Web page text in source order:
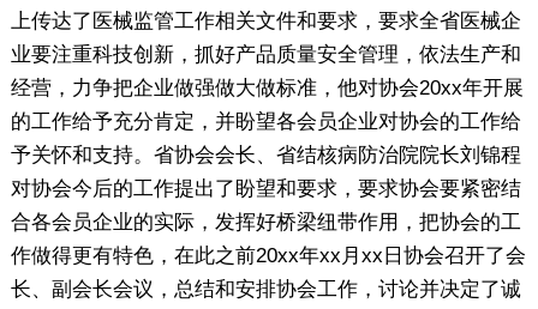
上传达了医械监管工作相关文件和要求，要求全省医械企
业要注重科技创新，抓好产品质量安全管理，依法生产和
经营，力争把企业做强做大做标准，他对协会20xx年开展
的工作给予充分肯定，并盼望各会员企业对协会的工作给
予关怀和支持。省协会会长、省结核病防治院院长刘锦程
对协会今后的工作提出了盼望和要求，要求协会要紧密结
合各会员企业的实际，发挥好桥梁纽带作用，把协会的工
作做得更有特色，在此之前20xx年xx月xx日协会召开了会
长、副会长会议，总结和安排协会工作，讨论并决定了诚